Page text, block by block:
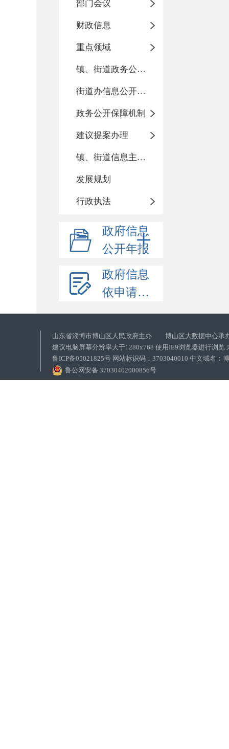
部门会议
财政信息
重点领域
镇、街道政务公开标准化目录
街道办信息公开指南
政务公开保障机制
建议提案办理
镇、街道信息主动公开基本目录
发展规划
行政执法
政府信息
公开年报
政府信息
依申请公开
山东省淄博市博山区人民政府主办 博山区大数据中心承
建议电脑屏幕分辨率大于1280x768 使用IE9浏览器进行浏览
鲁ICP备05021825号 网站标识码：3703040010 中文域名：
鲁公网安备 37030402000856号